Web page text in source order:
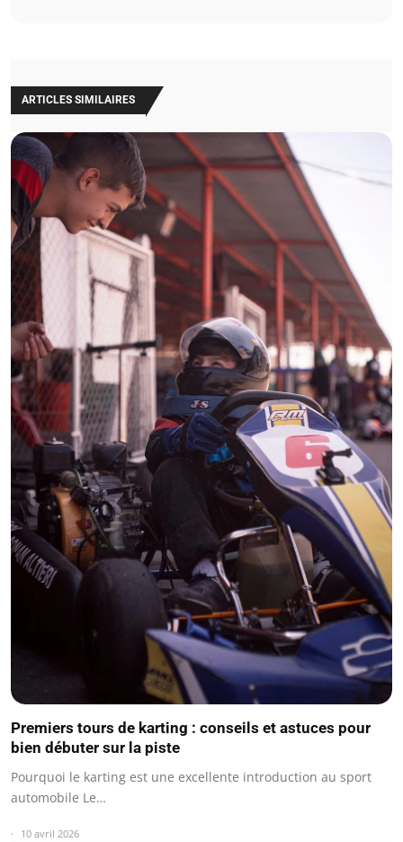
ARTICLES SIMILAIRES
Premiers tours de karting : conseils et astuces pour
bien débuter sur la piste
Pourquoi le karting est une excellente introduction au sport
automobile Le…
10 avril 2026